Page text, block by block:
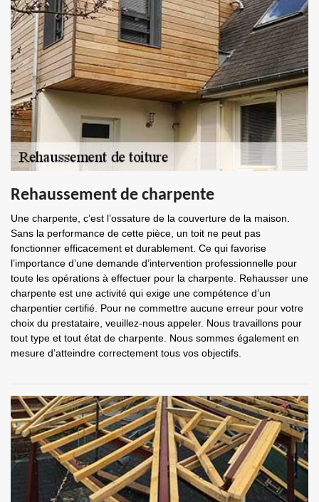
Rehaussement de charpente
Une charpente, c’est l’ossature de la couverture de la maison.
Sans la performance de cette pièce, un toit ne peut pas
fonctionner efficacement et durablement. Ce qui favorise
l’importance d’une demande d’intervention professionnelle pour
toute les opérations à effectuer pour la charpente. Rehausser une
charpente est une activité qui exige une compétence d’un
charpentier certifié. Pour ne commettre aucune erreur pour votre
choix du prestataire, veuillez-nous appeler. Nous travaillons pour
tout type et tout état de charpente. Nous sommes également en
mesure d’atteindre correctement tous vos objectifs.